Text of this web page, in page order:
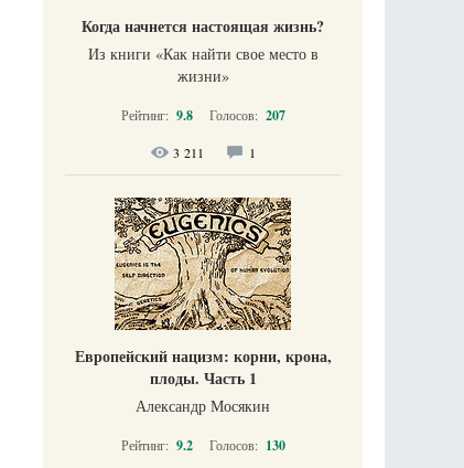
Когда начнется настоящая жизнь?
Из книги «Как найти свое место в
жизни​»
Рейтинг: 9.8 Голосов: 207
3 211 1
Европейский нацизм: корни, крона,
плоды. Часть 1
Александр Мосякин
Рейтинг: 9.2 Голосов: 130